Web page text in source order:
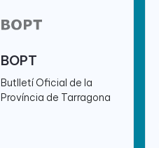
BOPT
Butlletí Oficial de la
Província de Tarragona